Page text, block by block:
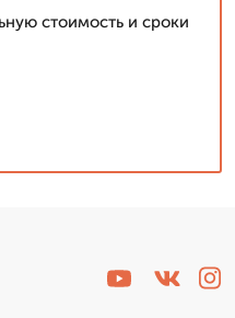
стоимость и сроки